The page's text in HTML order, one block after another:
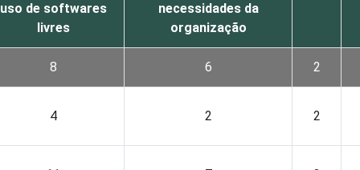
uso de softwares
livres
necessidades da
organização
8 6 2
4 2 2